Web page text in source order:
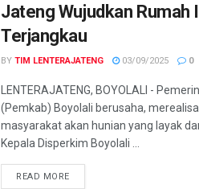
Jateng Wujudkan Rumah
Terjangkau
BY TIM LENTERAJATENG 03/09/2025 0
LENTERAJATENG, BOYOLALI -
(Pemkab) Boyolali berusaha,
masyarakat akan hunian yang layak
Kepala Disperkim Boyolali ...
READ MOREDETAILS